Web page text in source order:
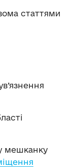
статтями
мешканку